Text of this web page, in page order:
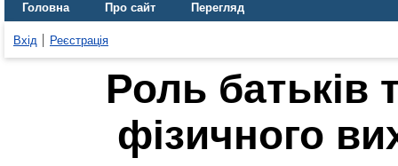
Головна Про сайт Перегляд
Вхід Реєстрація
Роль батьків
фізичного